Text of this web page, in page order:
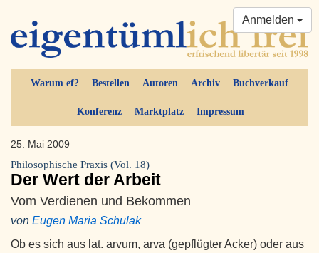
Warum ef? Bestellen Autoren Archiv Buchverkauf
Konferenz Marktplatz Impressum
Anmelden
25. Mai 2009
Philosophische Praxis (Vol. 18)
Der Wert der Arbeit
Vom Verdienen und Bekommen
von Eugen Maria Schulak
Ob es sich aus lat. arvum, arva (gepflügter Acker) oder aus